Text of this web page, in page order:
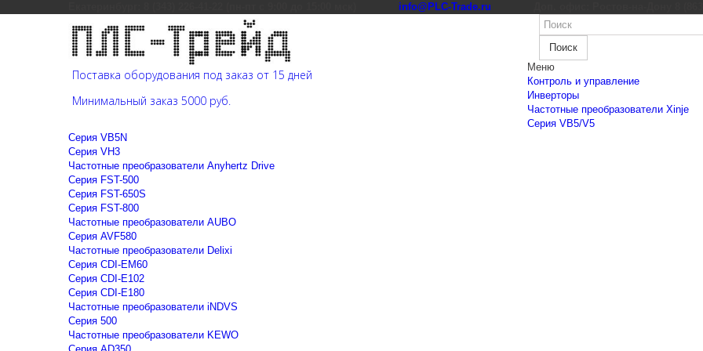
info@PLC-Trade.ru
Поставка оборудования под заказ от 15 дней
Минимальный заказ 5000 руб.
Поиск
Меню
Контроль и управление
Инверторы
Частотные преобразователи Xinje
Cерия VB5/V5
Cерия VB5N
Cерия VH3
Частотные преобразователи Anyhertz Drive
Серия FST-500
Серия FST-650S
Серия FST-800
Частотные преобразователи AUBO
Серия AVF580
Частотные преобразователи Delixi
Серия CDI-EM60
Серия CDI-E102
Серия CDI-E180
Частотные преобразователи iNDVS
Серия 500
Частотные преобразователи KEWO